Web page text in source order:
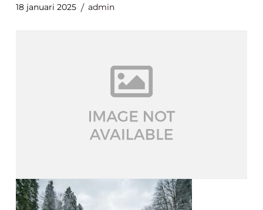
18 januari 2025 admin